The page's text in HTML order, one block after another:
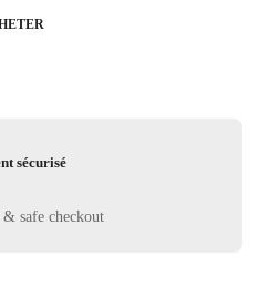
sécurisé